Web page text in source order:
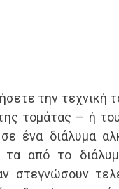
την τεχνική
τομάτας – ή
ένα διάλυμα
τα από το
στεγνώσουν